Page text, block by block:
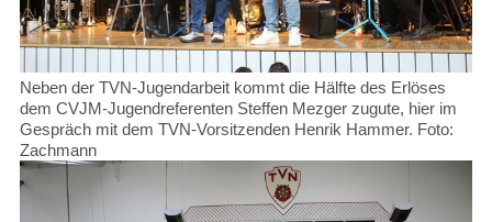
Neben der TVN-Jugendarbeit kommt die Hälfte des Erlöses
dem CVJM-Jugendreferenten Steffen Mezger zugute, hier im
Gespräch mit dem TVN-Vorsitzenden Henrik Hammer. Foto:
Zachmann